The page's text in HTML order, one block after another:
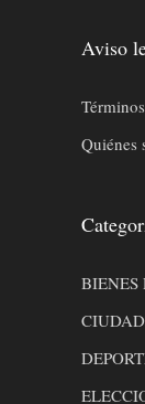
Aviso
Quiénes
BIENES
CIUDAD